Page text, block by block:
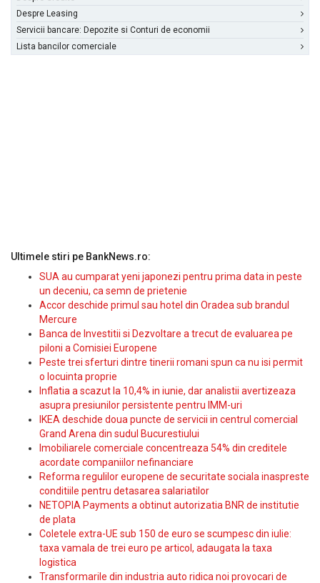
Despre Leasing
Servicii bancare: Depozite si Conturi de economii
Lista bancilor comerciale
Ultimele stiri pe BankNews.ro:
SUA au cumparat yeni japonezi pentru prima data in peste
un deceniu, ca semn de prietenie
Accor deschide primul sau hotel din Oradea sub brandul
Mercure
Banca de Investitii si Dezvoltare a trecut de evaluarea pe
piloni a Comisiei Europene
Peste trei sferturi dintre tinerii romani spun ca nu isi permit
o locuinta proprie
Inflatia a scazut la 10,4% in iunie, dar analistii avertizeaza
asupra presiunilor persistente pentru IMM-uri
IKEA deschide doua puncte de servicii in centrul comercial
Grand Arena din sudul Bucurestiului
Imobiliarele comerciale concentreaza 54% din creditele
acordate companiilor nefinanciare
Reforma regulilor europene de securitate sociala inaspreste
conditiile pentru detasarea salariatilor
NETOPIA Payments a obtinut autorizatia BNR de institutie
de plata
Coletele extra-UE sub 150 de euro se scumpesc din iulie:
taxa vamala de trei euro pe articol, adaugata la taxa
logistica
Transformarile din industria auto ridica noi provocari de